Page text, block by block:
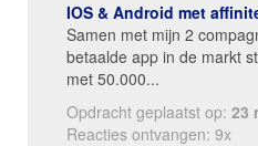
IOS & Android met
Samen met mijn 2
betaalde app in de markt
met 50.000...
Opdracht geplaatst op: 23
Reacties ontvangen: 9x